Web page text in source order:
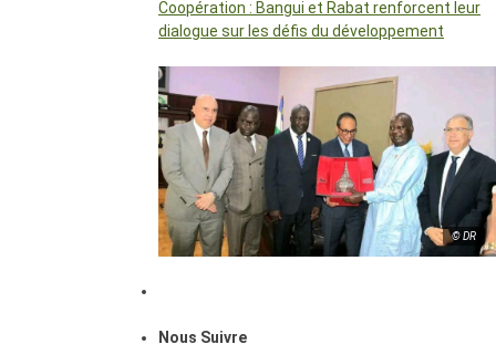
Coopération : Bangui et Rabat renforcent leur
dialogue sur les défis du développement
© DR
Nous Suivre